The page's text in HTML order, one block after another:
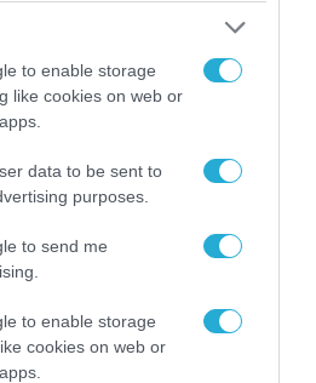
to enable storage
like cookies on web or
data to be sent to
purposes.
to send me
to enable storage
cookies on web or
FAB-3000 «εξαφανίζει
στην Ζαπορίζια